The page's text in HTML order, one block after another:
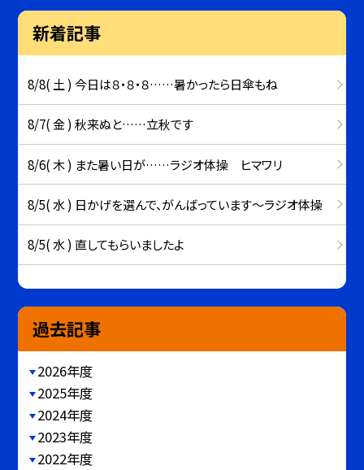
新着記事
8/8( 土 ) 今日は８・８・８……暑かったら日傘もね
8/7( 金 ) 秋来ぬと……立秋です
8/6( 木 ) また暑い日が……ラジオ体操 ヒマワリ
8/5( 水 ) 日かげを選んで、がんばっています～ラジオ体操
8/5( 水 ) 直してもらいましたよ
過去記事
2026年度
2025年度
2024年度
2023年度
2022年度